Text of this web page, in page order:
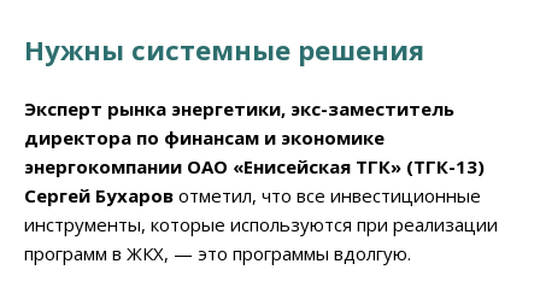
Нужны системные решения
Эксперт рынка энергетики, экс-заместитель
директора по финансам и экономике
энергокомпании ОАО «Енисейская ТГК» (ТГК-13)
Сергей Бухаров отметил, что все инвестиционные
инструменты, которые используются при реализации
программ в ЖКХ, — это программы вдолгую.